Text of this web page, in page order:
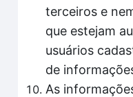
terceiros e
que estejam
usuários
de
As